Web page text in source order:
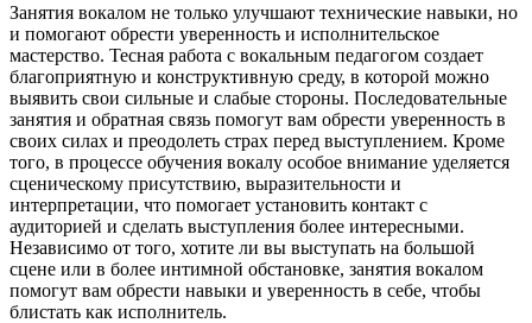
Занятия вокалом не только улучшают технические навыки, но
и помогают обрести уверенность и исполнительское
мастерство. Тесная работа с вокальным педагогом создает
благоприятную и конструктивную среду, в которой можно
выявить свои сильные и слабые стороны. Последовательные
занятия и обратная связь помогут вам обрести уверенность в
своих силах и преодолеть страх перед выступлением. Кроме
того, в процессе обучения вокалу особое внимание уделяется
сценическому присутствию, выразительности и
интерпретации, что помогает установить контакт с
аудиторией и сделать выступления более интересными.
Независимо от того, хотите ли вы выступать на большой
сцене или в более интимной обстановке, занятия вокалом
помогут вам обрести навыки и уверенность в себе, чтобы
блистать как исполнитель.